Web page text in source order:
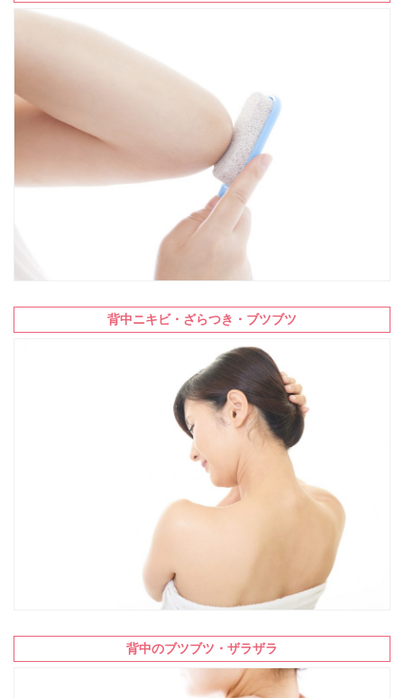
背中ニキビ・ざらつき・ブツブツ
背中のブツブツ・ザラザラ